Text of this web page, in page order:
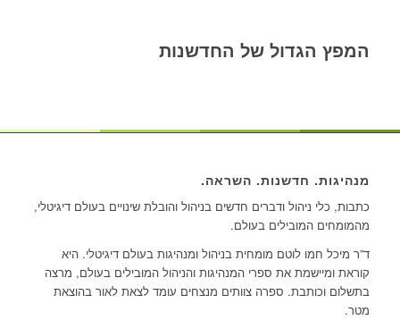
המפץ הגדול של החדשנות
מנהיגות. חדשנות. השראה.
כתבות, כלי ניהול ודברים חדשים בניהול והובלת שינויים בעולם דיגיטלי,
מהמומחים המובילים בעולם.
ד”ר מיכל חמו לוטם מומחית בניהול ומנהיגות בעולם דיגיטלי. היא
קוראת ומיישמת את ספרי המנהיגות והניהול המובילים בעולם, מרצה
בתשלום וכותבת. ספרה צוותים מנצחים עומד לצאת לאור בהוצאת
מטר.